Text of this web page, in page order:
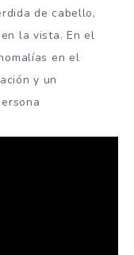
de cabello,
la vista. En el
en el
y un